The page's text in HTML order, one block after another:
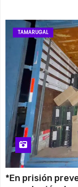
TAMARUGAL
*En prisión